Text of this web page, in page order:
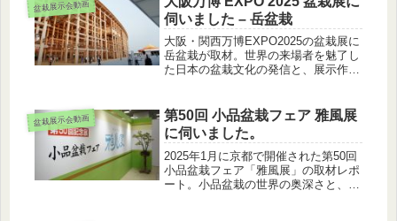
盆栽展示会動画
伺いました – 岳盆栽
大阪・関西万博EXPO2025の盆栽展に
岳盆栽が取材。世界の来場者を魅了し
た日本の盆栽文化の発信と、展示作品
盆栽展示会動画
第50回 小品盆栽フェア 雅風展
に伺いました。
2025年1月に京都で開催された第50回
小品盆栽フェア「雅風展」の取材レポ
ート。小品盆栽の世界の奥深さと、出